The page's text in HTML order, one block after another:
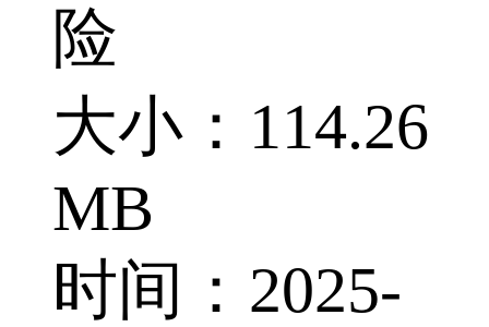
险
大小：114.26
MB
时间：2025-